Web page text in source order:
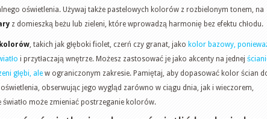
oświetlenia. Używaj także pastelowych kolorów z rozbielonym tonem, na
z domieszką beżu lub zieleni, które wprowadzą harmonię bez efektu chłodu.
, takich jak głęboki fiolet, czerń czy granat, jako kolor bazowy,
i przytłaczają wnętrze. Możesz zastosować je jako akcenty na jednej
głębi, ale w ograniczonym zakresie. Pamiętaj, aby dopasować kolor ścian
obserwując jego wygląd zarówno w ciągu dnia, jak i wieczorem,
światło może zmieniać postrzeganie kolorów.